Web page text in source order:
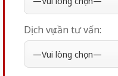
Dịch vụ cần tư vấn: